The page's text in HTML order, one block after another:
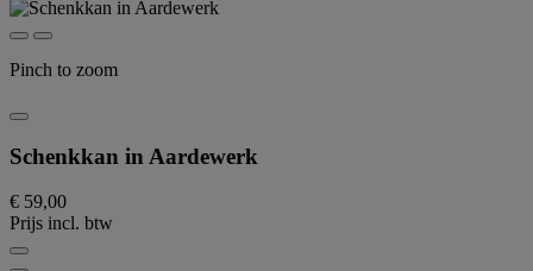
Pinch to zoom
Schenkkan in Aardewerk
€ 59,00
Prijs incl. btw